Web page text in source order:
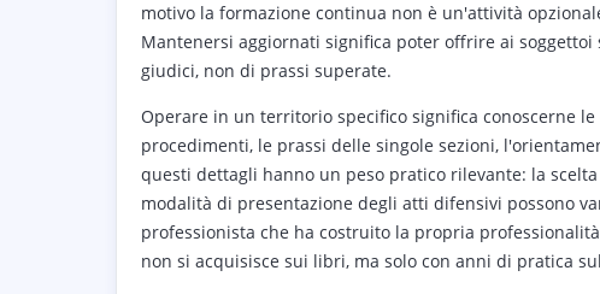
motivo la formazione continua non è un'attività
Mantenersi aggiornati significa poter offrire ai
giudici, non di prassi superate.
Operare in un territorio specifico significa conoscerne
procedimenti, le prassi delle singole sezioni,
questi dettagli hanno un peso pratico rilevante: la
modalità di presentazione degli atti difensivi possono
professionista che ha costruito la propria
non si acquisisce sui libri, ma solo con anni di pratica